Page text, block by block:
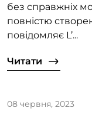
без справжніх
повністю
повідомляє L’...
Читати
08 червня, 2023